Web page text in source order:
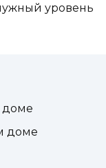
уровень
доме
доме